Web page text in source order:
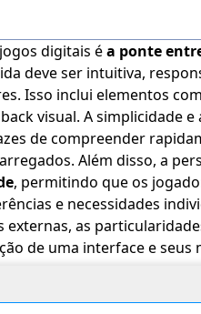
digitais éa ponte
deve ser intuitiva,
Isso inclui elementos
visual. A simplicidade e
de compreender
jogo sem se sentir
, permitindo que os
individuais. Este curso,
externas, as
de uma interface e seus
em jogos digitais e